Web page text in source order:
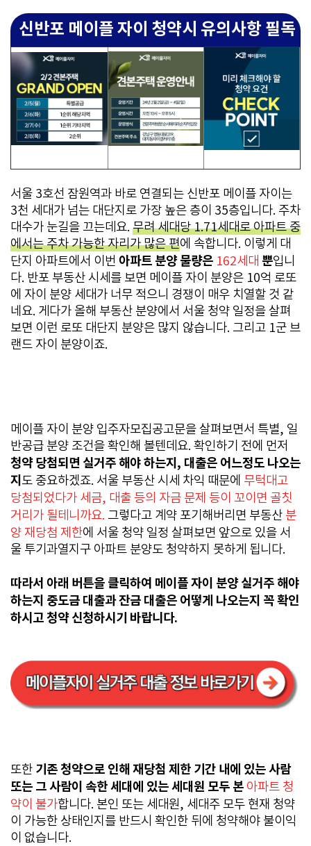
신반포 메이플 자이 청약시 유의사항 필독
서울 3호선 잠원역과 바로 연결되는 신반포 메이플 자이는
3천 세대가 넘는 대단지로 가장 높은 층이 35층입니다. 주차
대수가 눈길을 끄는데요. 무려 세대당 1.71세대로 아파트 중
에서는 주차 가능한 자리가 많은 편에 속합니다. 이렇게 대
단지 아파트에서 이번 아파트 분양 물량은 162세대 뿐입니
다. 반포 부동산 시세를 보면 메이플 자이 분양은 10억 로또
에 자이 분양 세대가 너무 적으니 경쟁이 매우 치열할 것 같
네요. 게다가 올해 부동산 분양에서 서울 청약 일정을 살펴
보면 이런 로또 대단지 분양은 많지 않습니다. 그리고 1군 브
랜드 자이 분양이죠.
메이플 자이 분양 입주자모집공고문을 살펴보면서 특별, 일
반공급 분양 조건을 확인해 볼텐데요. 확인하기 전에 먼저
청약 당첨되면 실거주 해야 하는지, 대출은 어느정도 나오는
지 도 중요하겠죠. 서울 부동산 시세 차익 때문에 무턱대고
당첨되었다가 세금, 대출 등의 자금 문제 등이 꼬이면 골칫
거리가 될테니까요. 그렇다고 계약 포기해버리면 부동산 분
양 재당첨 제한에 서울 청약 일정 살펴보면 앞으로 있을 서
울 투기과열지구 아파트 분양도 청약하지 못하게 됩니다.
따라서 아래 버튼을 클릭하여 메이플 자이 분양 실거주 해야
하는지 중도금 대출과 잔금 대출은 어떻게 나오는지 꼭 확인
하시고 청약 신청하시기 바랍니다.
또한 기존 청약으로 인해 재당첨 제한 기간 내에 있는 사람
또는 그 사람이 속한 세대에 있는 세대원 모두 본 아파트 청
약이 불가합니다. 본인 또는 세대원, 세대주 모두 현재 청약
이 가능한 상태인지를 반드시 확인한 뒤에 청약해야 불이익
이 없습니다.